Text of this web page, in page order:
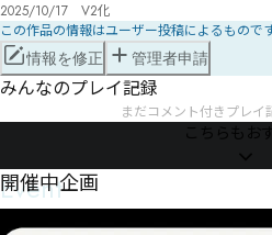
2025/10/17　V2化
この作品の情報はユーザー投稿によるもので
情報を修正 管理者申請
みんなのプレイ記録
まだコメント付きプレイ
こちらもお
Event
開催中企画